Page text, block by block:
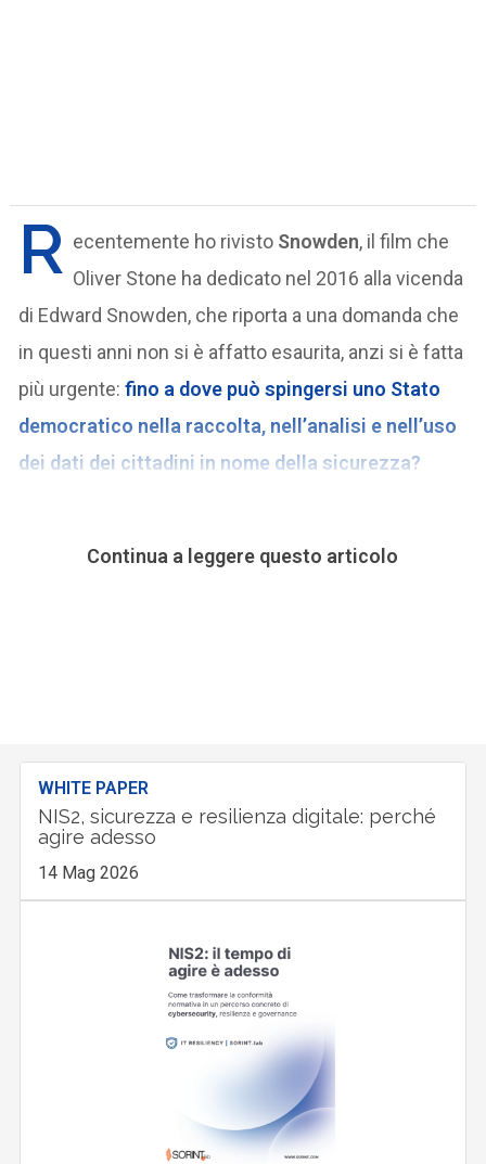
R ecentemente ho rivisto Snowden, il film che
Oliver Stone ha dedicato nel 2016 alla vicenda
di Edward Snowden, che riporta a una domanda che
in questi anni non si è affatto esaurita, anzi si è fatta
più urgente:fino a dove può spingersi uno Stato
democratico nella raccolta, nell’analisi e nell’uso
dei dati dei cittadini in nome della sicurezza?
Continua a leggere questo articolo
WHITE PAPER
NIS2, sicurezza e resilienza digitale: perché
agire adesso
14 Mag 2026